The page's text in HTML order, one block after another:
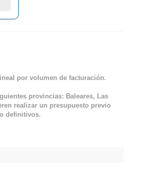
por volumen de facturación.
provincias: Baleares, Las
realizar un presupuesto previo
definitivos.